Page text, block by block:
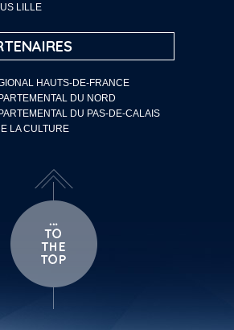
LILLE
HAUTS-DE-FRANCE
DU NORD
DU PAS-DE-CALAIS
LA CULTURE